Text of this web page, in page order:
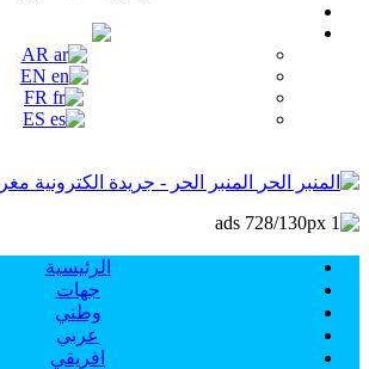
AR
EN
FR
ES
المنبر الحر - جريدة الكترونية
الرئيسية
جهات
وطني
عربي
افريقي